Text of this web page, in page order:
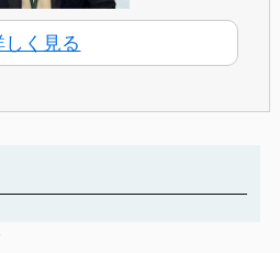
しく見る